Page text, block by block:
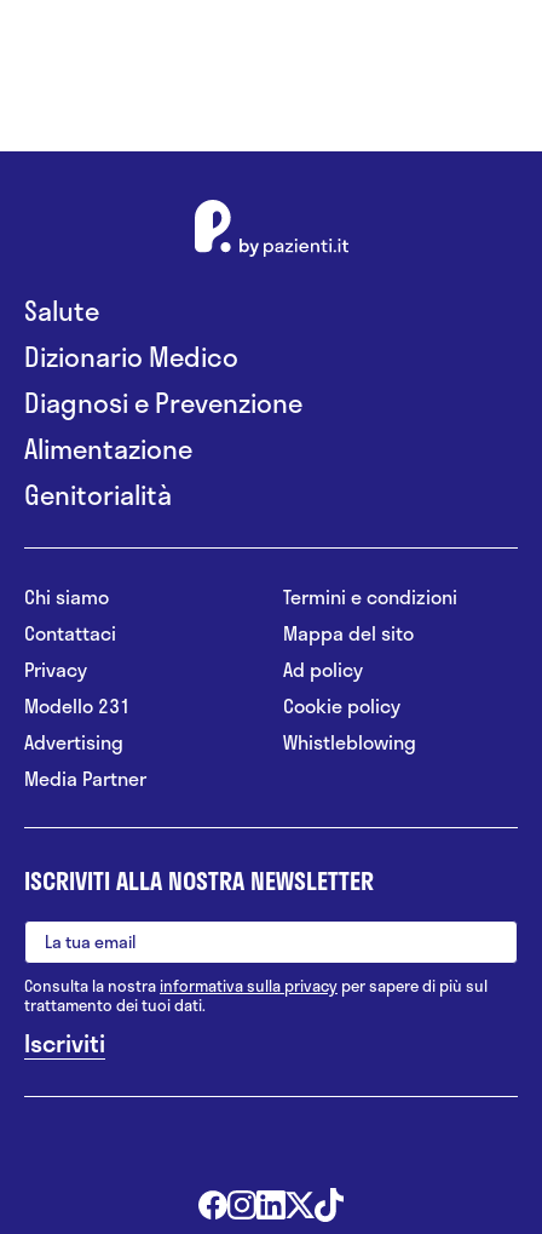
Salute
Dizionario Medico
Diagnosi e Prevenzione
Alimentazione
Genitorialità
Chi siamo
Contattaci
Privacy
Modello 231
Advertising
Media Partner
Termini e condizioni
Mappa del sito
Ad policy
Cookie policy
Whistleblowing
ISCRIVITI ALLA NOSTRA NEWSLETTER
Consulta la nostrainformativa sulla privacy per sapere di più sul
trattamento dei tuoi dati.